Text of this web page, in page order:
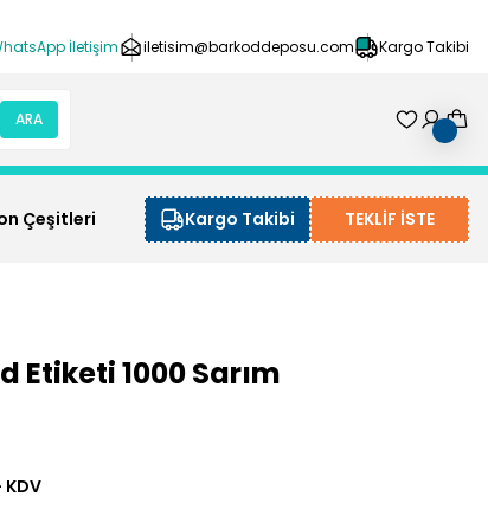
İletişim iletisim@barkoddeposu.com Kargo Takibi
ARA
Çeşitleri Kargo Takibi TEKLİF İSTE
Etiketi 1000 Sarım
KDV